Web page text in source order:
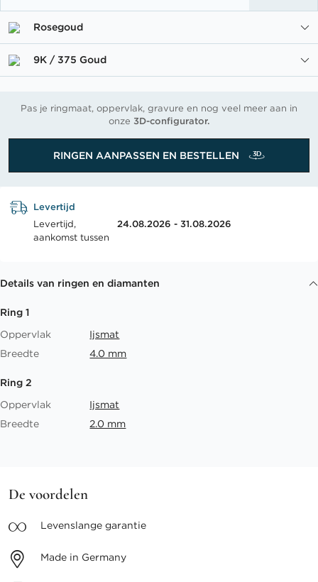
de
afbeeldingen-
Rosegoud
9K / 375 Goud
Pas je ringmaat, oppervlak, gravure en nog veel meer aan in
onze 3D-configurator.
RINGEN AANPASSEN EN BESTELLEN
Levertijd
Levertijd,
aankomst tussen
24.08.2026 - 31.08.2026
Details van ringen en diamanten
Ring 1
Oppervlak
Ijsmat
Breedte
4.0 mm
Ring 2
Oppervlak
Ijsmat
Breedte
2.0 mm
De voordelen
Levenslange garantie
Made in Germany